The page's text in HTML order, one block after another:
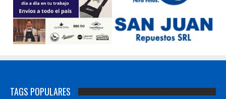
TAGS POPULARES